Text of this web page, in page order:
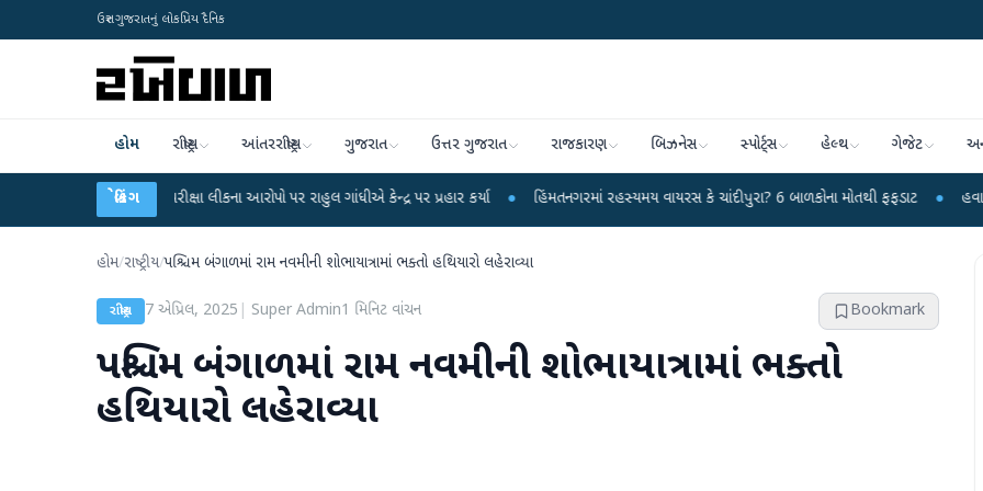
ઉત્તર ગુજરાતનું લોકપ્રિય દૈનિક
હોમ રાષ્ટ્રીય આંતરરાષ્ટ્રીય ગુજરાત ઉત્તર ગુજરાત રાજકારણ બિઝનેસ સ્પોર્ટ્સ હેલ્થ ગેજેટ
બ્રેકિંગ
UGC-NET પરીક્ષા લીકના આરોપો પર રાહુલ ગાંધીએ કેન્દ્ર પર પ્રહાર કર્યા ● હિંમતનગરમાં રહસ્યમય વાયરસ કે ચાંદીપુરા? 6 બાળકોના મોતથી ફફડાટ ● હવામાન વિભાગે
હોમ/રાષ્ટ્રીય/પશ્ચિમ બંગાળમાં રામ નવમીની શોભાયાત્રામાં ભક્તો હથિયારો લહેરાવ્યા
રાષ્ટ્રીય 7 એપ્રિલ, 2025 Super Admin1 મિનિટ વાંચન Bookmark
પશ્ચિમ બંગાળમાં રામ નવમીની શોભાયાત્રામાં ભક્તો
હથિયારો લહેરાવ્યા